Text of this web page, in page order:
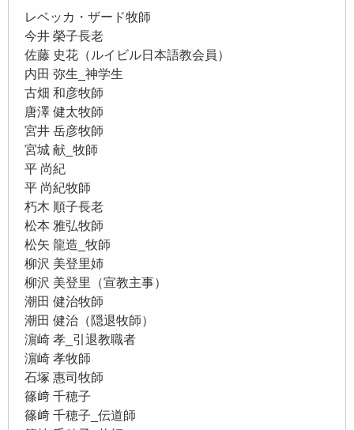
レベッカ・ザード牧師
今井 榮子長老
佐藤 史花（ルイビル日本語教会員）
内田 弥生_神学生
古畑 和彦牧師
唐澤 健太牧師
宮井 岳彦牧師
宮城 献_牧師
平 尚紀
平 尚紀牧師
朽木 順子長老
松本 雅弘牧師
松矢 龍造_牧師
柳沢 美登里姉
柳沢 美登里（宣教主事）
潮田 健治牧師
潮田 健治（隠退牧師）
濵崎 孝_引退教職者
濵崎 孝牧師
石塚 惠司牧師
篠﨑 千穂子
篠﨑 千穂子_伝道師